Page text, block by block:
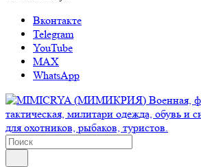
Вконтакте
Telegram
YouTube
MAX
WhatsApp